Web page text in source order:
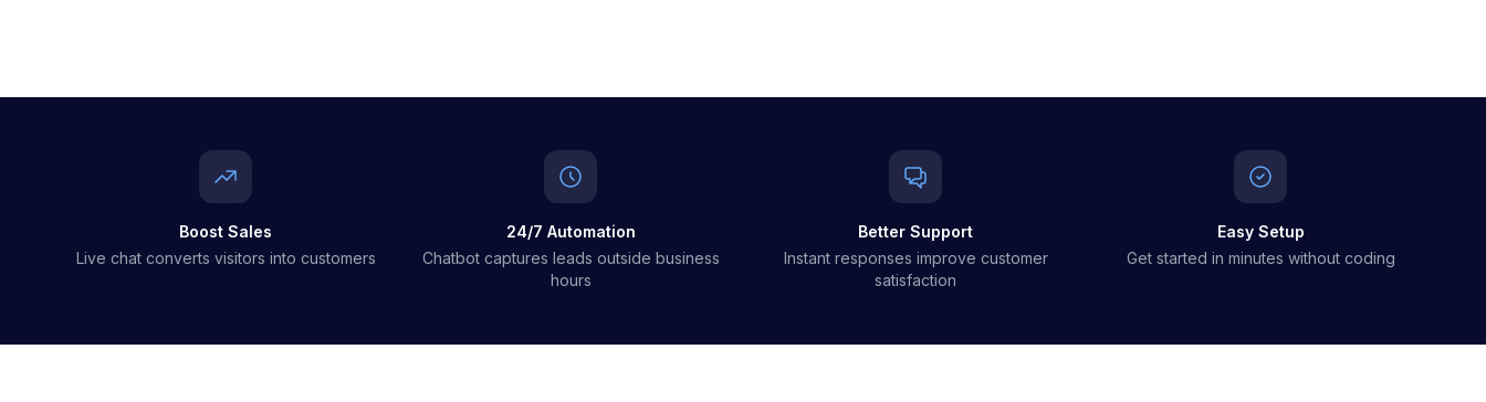
Boost Sales
Live chat converts visitors into customers
24/7 Automation
Chatbot captures leads outside business
hours
Better Support
Instant responses improve customer
satisfaction
Easy Setup
Get started in minutes without coding